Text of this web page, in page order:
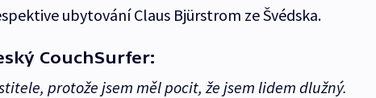
ubytování Claus Bjürstrom ze Švédska.
CouchSurfer:
protože jsem měl pocit, že jsem lidem dlužný.